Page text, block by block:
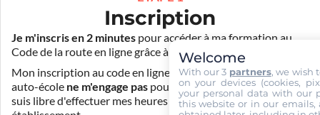
Inscription
Je m'inscris en 2 minutes pour accéder à ma formation au
Code de la route en ligne grâce à
Pass Rousseau Voiture
Mon inscription au code en ligne voiture auprès de mon
auto-école ne m'engage pas pour la suite de ma formation. Je
suis libre d'effectuer mes heures de conduite dans un autre
Welcome
With our 3 partners, we wish
on your devices (cookies,
your personal data with our
this website or in our emails,